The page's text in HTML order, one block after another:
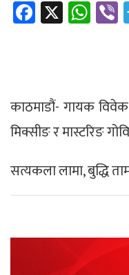
Facebook
X
काठमाडौं- गायक विवेक
मिक्सीङ र मास्टरिङ
सत्यकला लामा, बुद्धि